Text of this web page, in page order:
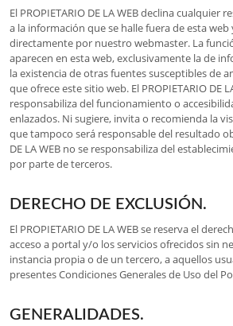
El PROPIETARIO DE LA WEB declina cualquier
a la información que se halle fuera de esta
directamente por nuestro webmaster. La
aparecen en esta web, exclusivamente la de
la existencia de otras fuentes susceptibles de
que ofrece este sitio web. El PROPIETARIO DE
responsabiliza del funcionamiento o
enlazados. Ni sugiere, invita o recomienda la
que tampoco será responsable del resultado
DE LA WEB no se responsabiliza del
por parte de terceros.
DERECHO DE EXCLUSIÓN.
El PROPIETARIO DE LA WEB se reserva el
acceso a portal y/o los servicios ofrecidos sin
instancia propia o de un tercero, a aquellos
presentes Condiciones Generales de Uso del
GENERALIDADES.